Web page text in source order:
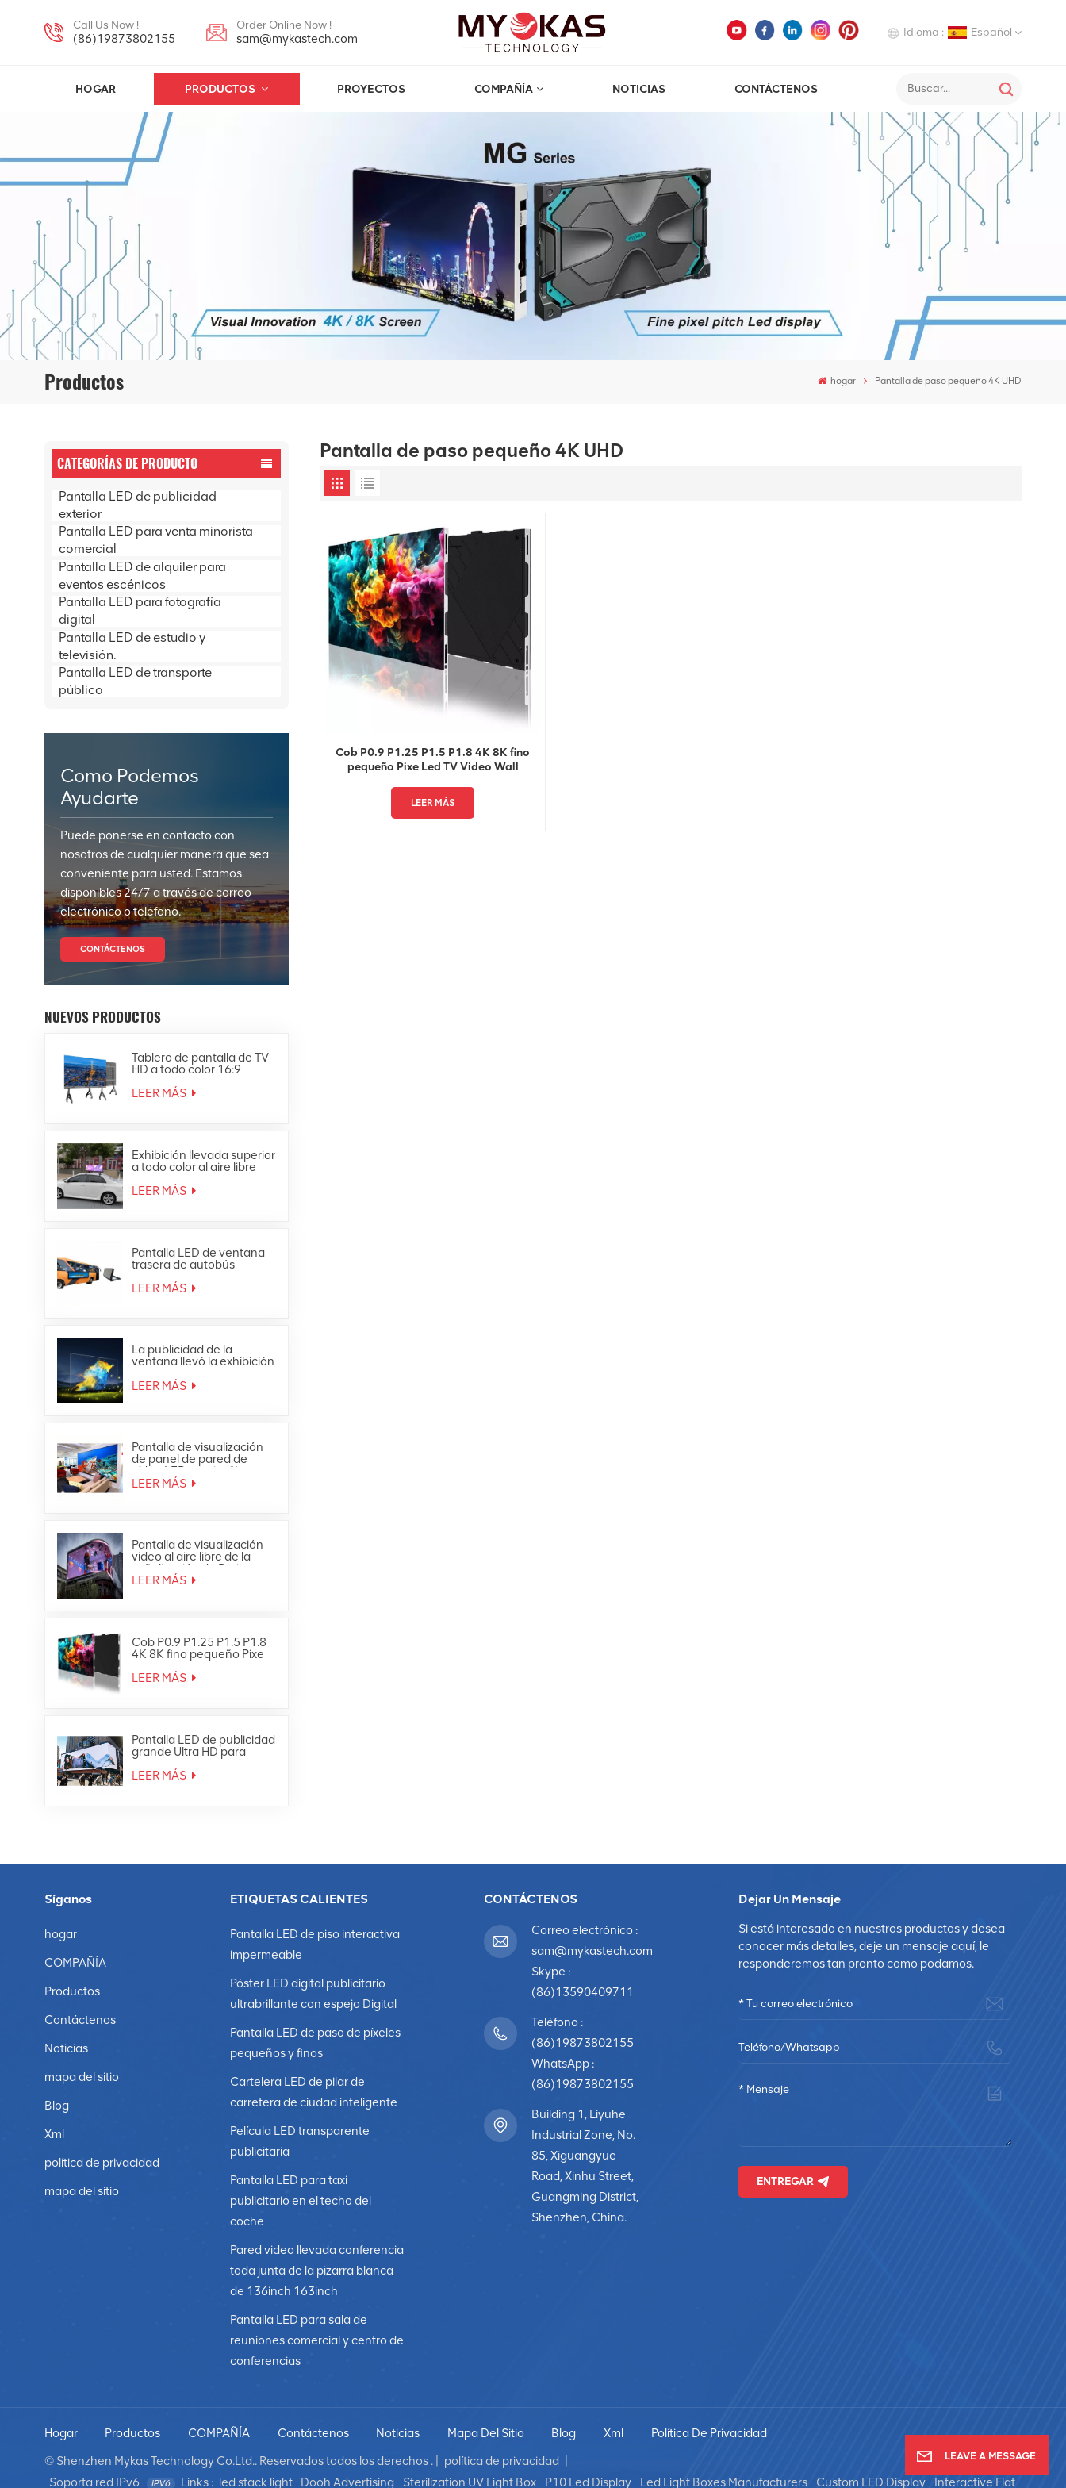
Call Us Now !
(86)19873802155
Order Online Now !
sam@mykastech.com Idioma : Español
Deutsch
Italiano
Español
HOGAR PRODUCTOS PROYECTOS COMPAÑÍA NOTICIAS CONTÁCTENOS
Productos hogar Pantalla de paso pequeño 4K UHD
CATEGORÍAS DE PRODUCTO
Pantalla LED de publicidad
exterior
Pantalla LED para venta minorista
comercial
Pantalla LED de alquiler para
eventos escénicos
Pantalla LED para fotografía
digital
Pantalla LED de estudio y
televisión.
Pantalla LED de transporte
público
Como Podemos
Ayudarte
Puede ponerse en contacto con
nosotros de cualquier manera que sea
conveniente para usted. Estamos
disponibles 24/7 a través de correo
electrónico o teléfono.
CONTÁCTENOS
NUEVOS PRODUCTOS
Tablero de pantalla de TV
HD a todo color 16:9
4K
LEER MÁS
Exhibición llevada superior
a todo color al aire libre
publicidad móvil del techo
LEER MÁS
Pantalla LED de ventana
trasera de autobús
para exteriores
LEER MÁS
La publicidad de la
ventana llevó la exhibición
llevada transparente de
cristal de la malla de la
LEER MÁS
Pantalla de visualización
de panel de pared de
vídeo LED interior fija
ultrafina Full HD
LEER MÁS
Pantalla de visualización
video al aire libre de la
señalización de Digitaces
de la pared de la prenda
LEER MÁS
Cob P0.9 P1.25 P1.5 P1.8
4K 8K fino pequeño Pixe
Led TV Video Wall
LEER MÁS
Pantalla LED de publicidad
grande Ultra HD para
exteriores 4K
LEER MÁS
Pantalla de paso pequeño 4K UHD
Cob P0.9 P1.25 P1.5 P1.8 4K 8K fino
pequeño Pixe Led TV Video Wall
LEER MÁS
Síganos
hogar
COMPAÑÍA
Productos
Contáctenos
Noticias
mapa del sitio
Blog
Xml
política de privacidad
mapa del sitio
ETIQUETAS CALIENTES
Pantalla LED de piso interactiva
impermeable
Póster LED digital publicitario
ultrabrillante con espejo Digital
Pantalla LED de paso de píxeles
pequeños y finos
Cartelera LED de pilar de
carretera de ciudad inteligente
Película LED transparente
publicitaria
Pantalla LED para taxi
publicitario en el techo del
coche
Pared video llevada conferencia
toda junta de la pizarra blanca
de 136inch 163inch
Pantalla LED para sala de
reuniones comercial y centro de
conferencias
CONTÁCTENOS
Correo electrónico :
sam@mykastech.com
Skype :
(86)13590409711
Teléfono :
(86)19873802155
WhatsApp :
(86)19873802155
Building 1, Liyuhe
Industrial Zone, No.
85, Xiguangyue
Road, Xinhu Street,
Guangming District,
Shenzhen, China.
Dejar Un Mensaje
Si está interesado en nuestros productos y desea
conocer más detalles, deje un mensaje aquí, le
responderemos tan pronto como podamos.
ENTREGAR
Hogar Productos COMPAÑÍA Contáctenos Noticias Mapa Del Sitio Blog Xml
Política De Privacidad
© Shenzhen Mykas Technology Co.Ltd.. Reservados todos los derechos . |
política de privacidad
Soporta red IPv6
Links : led stack light Dooh Advertising Sterilization UV Light Box P10 Led Display Led Light Boxes Manufacturers Custom LED Display Interactive Flat
LEAVE A MESSAGE